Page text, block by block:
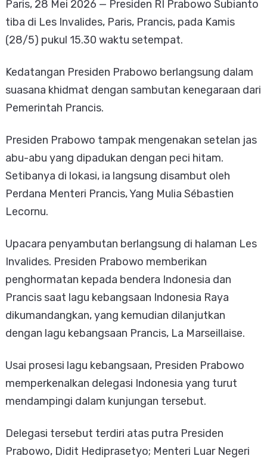
Paris, 28 Mei 2026 — Presiden RI Prabowo Subianto
tiba di Les Invalides, Paris, Prancis, pada Kamis
(28/5) pukul 15.30 waktu setempat.
Kedatangan Presiden Prabowo berlangsung dalam
suasana khidmat dengan sambutan kenegaraan dari
Pemerintah Prancis.
Presiden Prabowo tampak mengenakan setelan jas
abu-abu yang dipadukan dengan peci hitam.
Setibanya di lokasi, ia langsung disambut oleh
Perdana Menteri Prancis, Yang Mulia Sébastien
Lecornu.
Upacara penyambutan berlangsung di halaman Les
Invalides. Presiden Prabowo memberikan
penghormatan kepada bendera Indonesia dan
Prancis saat lagu kebangsaan Indonesia Raya
dikumandangkan, yang kemudian dilanjutkan
dengan lagu kebangsaan Prancis, La Marseillaise.
Usai prosesi lagu kebangsaan, Presiden Prabowo
memperkenalkan delegasi Indonesia yang turut
mendampingi dalam kunjungan tersebut.
Delegasi tersebut terdiri atas putra Presiden
Prabowo, Didit Hediprasetyo; Menteri Luar Negeri